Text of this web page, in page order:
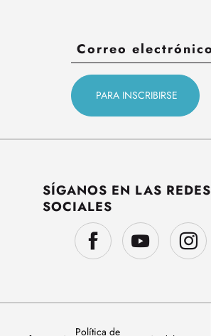
SÍGANOS EN LAS REDES
SOCIALES
Política de